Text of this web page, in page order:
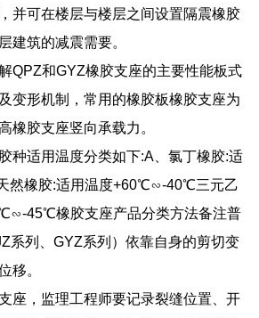
并可在楼层与楼层之间设置隔震橡胶
建筑的减震需要。
QPZ和GYZ橡胶支座的主要性能板式
变形机制，常用的橡胶板橡胶支座为
橡胶支座竖向承载力。
种适用温度分类如下:A、氯丁橡胶:适
然橡胶:适用温度+60℃∽-40℃三元乙
45℃橡胶支座产品分类方法备注普
系列、GYZ系列）依靠自身的剪切变
移。
座，监理工程师要记录裂缝位置、开